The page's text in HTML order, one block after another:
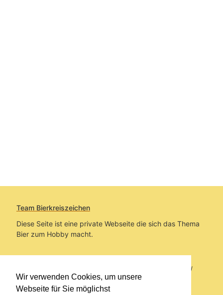
Wir verwenden Cookies, um unsere
Webseite für Sie möglichst
Team Bierkreiszeichen
Diese Seite ist eine private Webseite die sich das Thema
Bier zum Hobby macht.
Sie befinden sich auf https://www.bierkreiszeichen.at/
im Pfad:Bierkreiszeichen/Gesammelte Biere